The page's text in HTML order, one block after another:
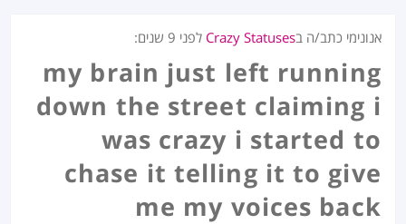
אנונימי כתב/ה בCrazy Statuses לפני 9 שנים :
my brain just left running
down the street claiming i
was crazy i started to
chase it telling it to give
me my voices back